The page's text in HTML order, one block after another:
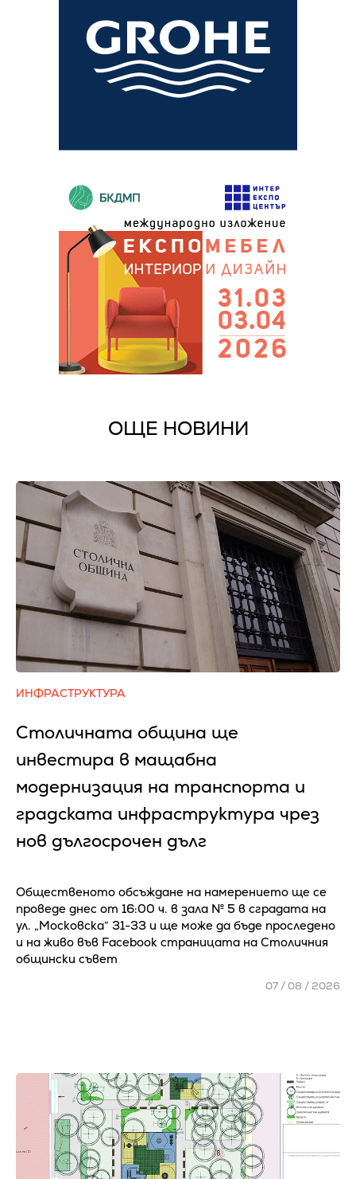
ОЩЕ НОВИНИ
ИНФРАСТРУКТУРА
Столичната община ще
инвестира в мащабна
модернизация на транспорта и
градската инфраструктура чрез
нов дългосрочен дълг
Общественото обсъждане на намерението ще се
проведе днес от 16:00 ч. в зала № 5 в сградата на
ул. „Московска“ 31-33 и ще може да бъде проследено
и на живо във Facebook страницата на Столичния
общински съвет
07 / 08 / 2026